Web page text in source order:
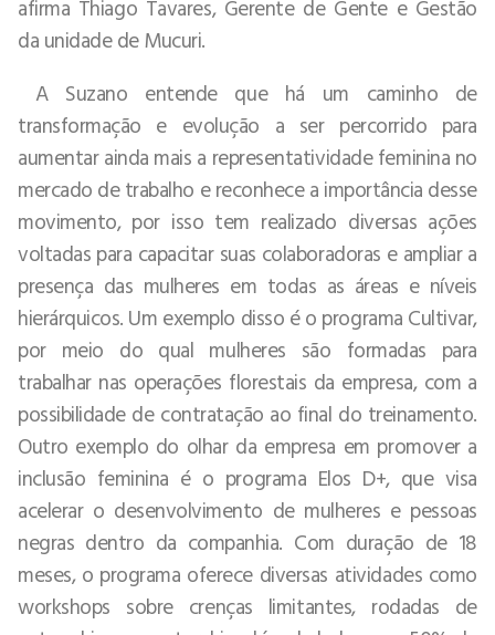
afirma Thiago Tavares, Gerente de Gente e Gestão
da unidade de Mucuri.
A Suzano entende que há um caminho de
transformação e evolução a ser percorrido para
aumentar ainda mais a representatividade feminina no
mercado de trabalho e reconhece a importância desse
movimento, por isso tem realizado diversas ações
voltadas para capacitar suas colaboradoras e ampliar a
presença das mulheres em todas as áreas e níveis
hierárquicos. Um exemplo disso é o programa Cultivar,
por meio do qual mulheres são formadas para
trabalhar nas operações florestais da empresa, com a
possibilidade de contratação ao final do treinamento.
Outro exemplo do olhar da empresa em promover a
inclusão feminina é o programa Elos D+, que visa
acelerar o desenvolvimento de mulheres e pessoas
negras dentro da companhia. Com duração de 18
meses, o programa oferece diversas atividades como
workshops sobre crenças limitantes, rodadas de